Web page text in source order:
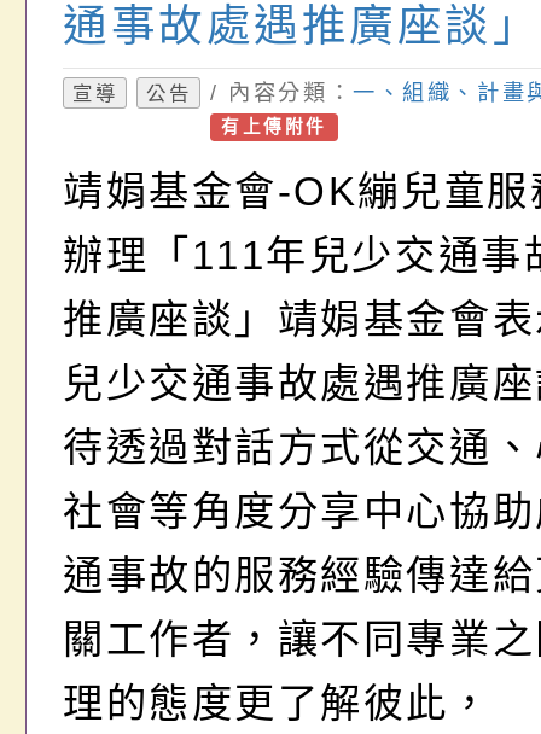
通事故處遇推廣座談」
宣導 公告 / 內容分類：一、組織、計畫
有上傳附件
靖娟基金會-OK繃兒童服
辦理「111年兒少交通事
推廣座談」靖娟基金會
兒少交通事故處遇推廣
待透過對話方式從交通
社會等角度分享中心協
通事故的服務經驗傳達
關工作者，讓不同專業
理的態度更了解彼此，